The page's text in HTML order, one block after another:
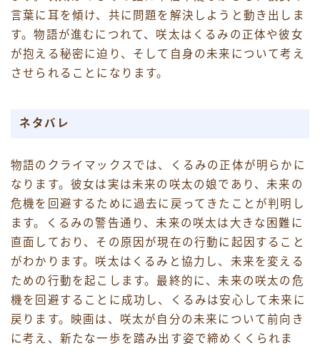
言葉に耳を傾け、共に問題を解決しようと動き出しま
す。物語が進むにつれて、咲太はくるみの正体や彼女
が抱える秘密に迫り、そして自身の未来について考え
させられることになります。
ネタバレ
物語のクライマックスでは、くるみの正体が明らかに
なります。彼女は実は未来の咲太の娘であり、未来の
危機を回避するために過去に戻ってきたことが判明し
ます。くるみの警告通り、未来の咲太は大きな困難に
直面しており、その原因が現在の行動に起因すること
がわかります。咲太はくるみと協力し、未来を変える
ための行動を起こします。最終的に、未来の咲太の危
機を回避することに成功し、くるみは安心して未来に
戻ります。映画は、咲太が自分の未来について前向き
に考え、新たな一歩を踏み出す姿で締めくくられま